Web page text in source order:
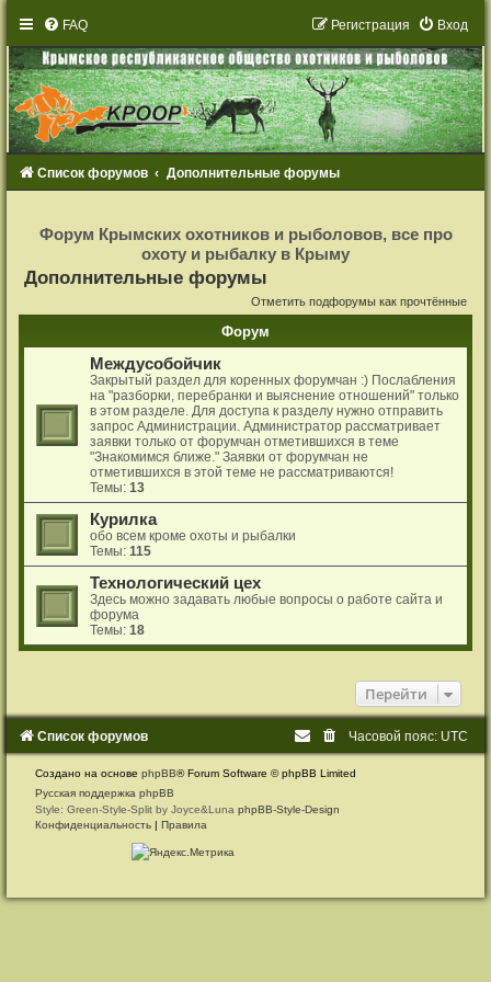
FAQ Вход
Регистрация
Список форумов Дополнительные форумы
с
т
я
Форум Крымских охотников и рыболовов, все про
охоту и рыбалку в Крыму
Дополнительные форумы
Отметить подфорумы как прочтённые
Форум
Междусобойчик
Закрытый раздел для коренных форумчан :) Послабления
на "разборки, перебранки и выяснение отношений" только
в этом разделе. Для доступа к разделу нужно отправить
запрос Администрации. Администратор рассматривает
заявки только от форумчан отметившихся в теме
"Знакомимся ближе." Заявки от форумчан не
отметившихся в этой теме не рассматриваются!
Темы:13
Курилка
обо всем кроме охоты и рыбалки
Темы:115
Технологический цех
Здесь можно задавать любые вопросы о работе сайта и
форума
Темы:18
Перейти
Список форумов Часовой пояс: UTC
Создано на основеphpBB® Forum Software © phpBB Limited
Русская поддержка phpBB
Style: Green-Style-Split by Joyce&LunaphpBB-Style-Design
Конфиденциальность |Правила